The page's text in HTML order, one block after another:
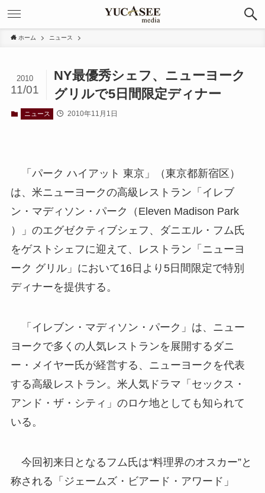
ホーム ニュース
NY最優秀シェフ、ニューヨーク
グリルで5日間限定ディナー
2010
11/01
ニュース 2010年11月1日
「パーク ハイアット 東京」（東京都新宿区）
は、米ニューヨークの高級レストラン「イレブ
ン・マディソン・パーク（Eleven Madison Park
）」のエグゼクティブシェフ、ダニエル・フム氏
をゲストシェフに迎えて、レストラン「ニューヨ
ーク グリル」において16日より5日間限定で特別
ディナーを提供する。
「イレブン・マディソン・パーク」は、ニュー
ヨークで多くの人気レストランを展開するダニ
ー・メイヤー氏が経営する、ニューヨークを代表
する高級レストラン。米人気ドラマ「セックス・
アンド・ザ・シティ」のロケ地としても知られて
いる。
今回初来日となるフム氏は“料理界のオスカー”と
称される「ジェームズ・ビアード・アワード」